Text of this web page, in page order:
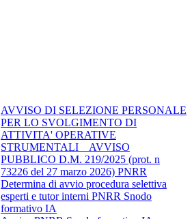
AVVISO DI SELEZIONE PERSONALE
PER LO SVOLGIMENTO DI
ATTIVITA' OPERATIVE
STRUMENTALI _ AVVISO
PUBBLICO D.M. 219/2025 (prot. n
73226 del 27 marzo 2026) PNRR
Determina di avvio procedura selettiva
esperti e tutor interni PNRR Snodo
formativo IA